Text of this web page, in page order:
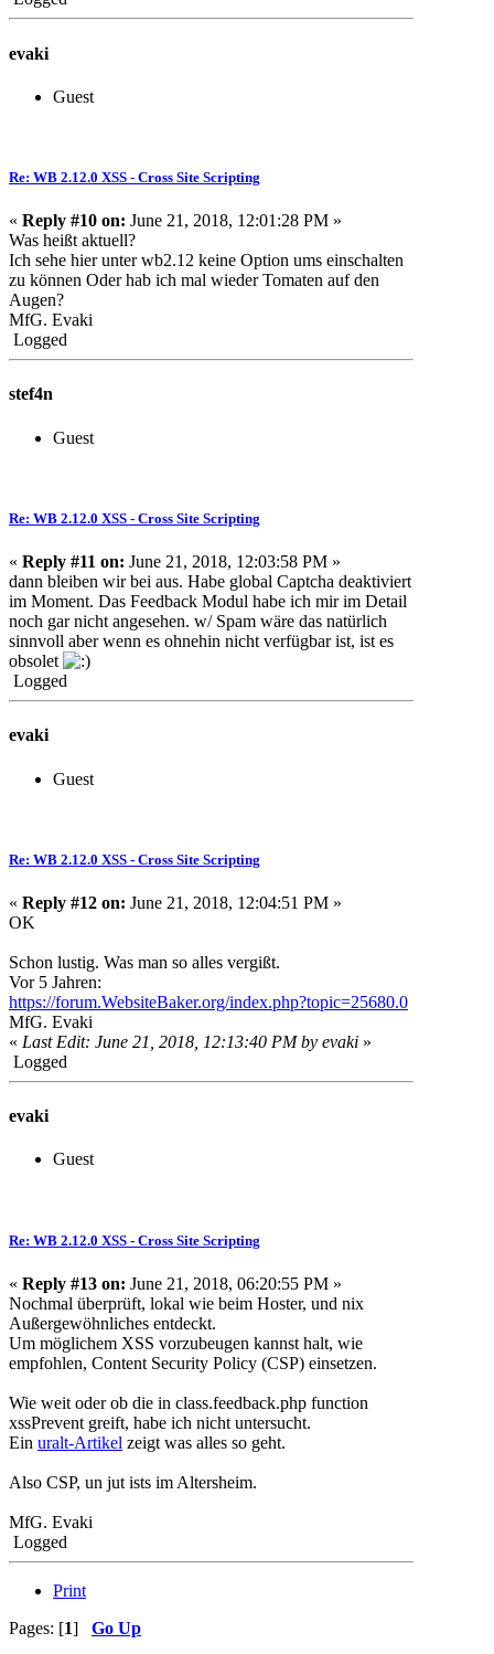
evaki
Guest
Re: WB 2.12.0 XSS - Cross Site Scripting
« Reply #10 on: June 21, 2018, 12:01:28 PM »
Was heißt aktuell?
Ich sehe hier unter wb2.12 keine Option ums einschalten
zu können Oder hab ich mal wieder Tomaten auf den
Augen?
MfG. Evaki
Logged
stef4n
Guest
Re: WB 2.12.0 XSS - Cross Site Scripting
« Reply #11 on: June 21, 2018, 12:03:58 PM »
dann bleiben wir bei aus. Habe global Captcha deaktiviert
im Moment. Das Feedback Modul habe ich mir im Detail
noch gar nicht angesehen. w/ Spam wäre das natürlich
sinnvoll aber wenn es ohnehin nicht verfügbar ist, ist es
obsolet
Logged
evaki
Guest
Re: WB 2.12.0 XSS - Cross Site Scripting
« Reply #12 on: June 21, 2018, 12:04:51 PM »
OK
Schon lustig. Was man so alles vergißt.
Vor 5 Jahren:
https://forum.WebsiteBaker.org/index.php?topic=25680.0
MfG. Evaki
« Last Edit: June 21, 2018, 12:13:40 PM by evaki »
Logged
evaki
Guest
Re: WB 2.12.0 XSS - Cross Site Scripting
« Reply #13 on: June 21, 2018, 06:20:55 PM »
Nochmal überprüft, lokal wie beim Hoster, und nix
Außergewöhnliches entdeckt.
Um möglichem XSS vorzubeugen kannst halt, wie
empfohlen, Content Security Policy (CSP) einsetzen.
Wie weit oder ob die in class.feedback.php function
xssPrevent greift, habe ich nicht untersucht.
Ein uralt-Artikel zeigt was alles so geht.
Also CSP, un jut ists im Altersheim.
MfG. Evaki
Logged
Print
Pages: [1] Go Up